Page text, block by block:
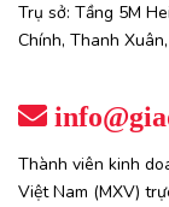
Trụ sở: Tầng 5M
Chính, Thanh
Thành viên kinh
Việt Nam (MXV)